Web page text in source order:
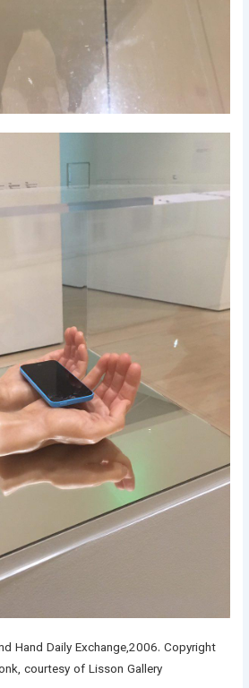
Hand Daily Exchange,2006. Copyright
courtesy of Lisson Gallery